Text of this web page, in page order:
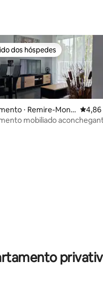
média de 5, 33 avaliações
média de 5, 65 avaliações
dos hóspedes
dos hóspedes
⋅ Remire-Montj 4,86
4,86
mobiliado